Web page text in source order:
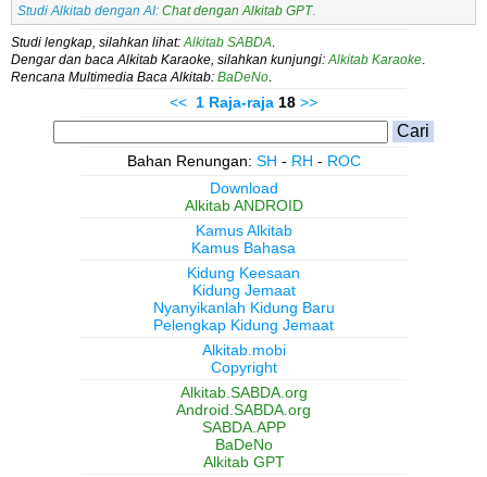
Studi Alkitab dengan AI: Chat dengan Alkitab GPT
Studi lengkap, silahkan lihat: Alkitab SABDA
Dengar dan baca Alkitab Karaoke, silahkan kunjungi: Alkitab Karaoke
Rencana Multimedia Baca Alkitab: BaDeNo
<< 1 Raja-raja 18 >>
Bahan Renungan: SH - RH - ROC
Download
Alkitab ANDROID
Kamus Alkitab
Kamus Bahasa
Kidung Keesaan
Kidung Jemaat
Nyanyikanlah Kidung Baru
Pelengkap Kidung Jemaat
Alkitab.mobi
Copyright
Alkitab.SABDA.org
Android.SABDA.org
SABDA.APP
BaDeNo
Alkitab GPT